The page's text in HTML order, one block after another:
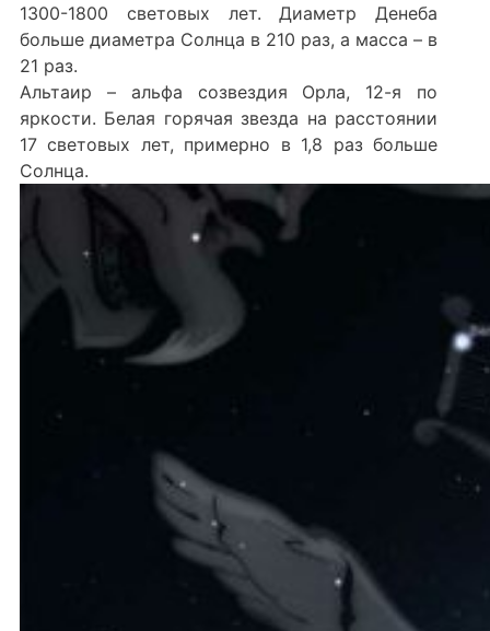
1300-1800 световых лет. Диаметр Денеба
больше диаметра Солнца в 210 раз, а масса – в
21 раз.
Альтаир – альфа созвездия Орла, 12-я по
яркости. Белая горячая звезда на расстоянии
17 световых лет, примерно в 1,8 раз больше
Солнца.